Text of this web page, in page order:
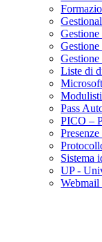
Liste di
Pass
PICO –
Sistema
UP -